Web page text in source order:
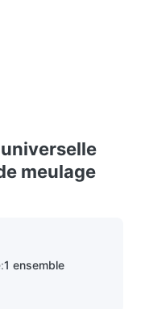
meulage
1 ensemble